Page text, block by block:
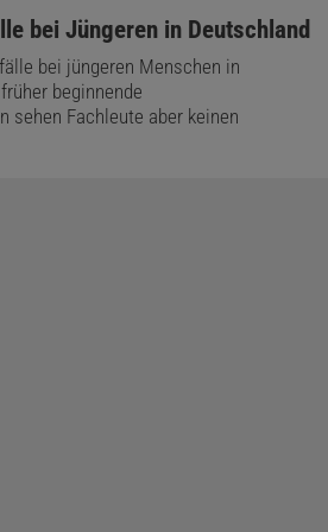
bei Jüngeren in Deutschland
bei jüngeren Menschen in
beginnende
sehen Fachleute aber keinen